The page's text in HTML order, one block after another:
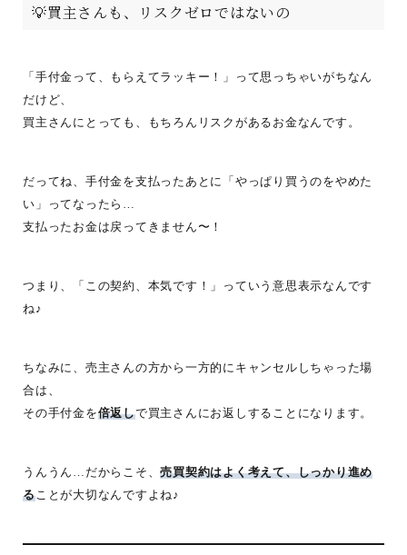
💡買主さんも、リスクゼロではないの
「手付金って、もらえてラッキー！」って思っちゃいがちなん
だけど、
買主さんにとっても、もちろんリスクがあるお金なんです。
だってね、手付金を支払ったあとに「やっぱり買うのをやめた
い」ってなったら…
支払ったお金は戻ってきません〜！
つまり、「この契約、本気です！」っていう意思表示なんです
ね♪
ちなみに、売主さんの方から一方的にキャンセルしちゃった場
合は、
その手付金を倍返しで買主さんにお返しすることになります。
うんうん…だからこそ、売買契約はよく考えて、しっかり進め
ることが大切なんですよね♪